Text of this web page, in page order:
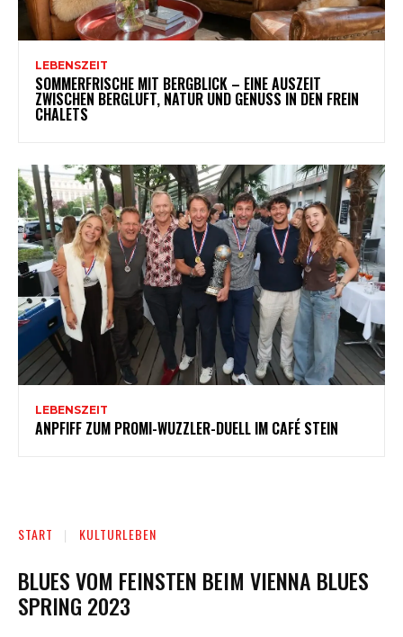
LEBENSZEIT
SOMMERFRISCHE MIT BERGBLICK – EINE AUSZEIT
ZWISCHEN BERGLUFT, NATUR UND GENUSS IN DEN FREIN
CHALETS
LEBENSZEIT
ANPFIFF ZUM PROMI-WUZZLER-DUELL IM CAFÉ STEIN